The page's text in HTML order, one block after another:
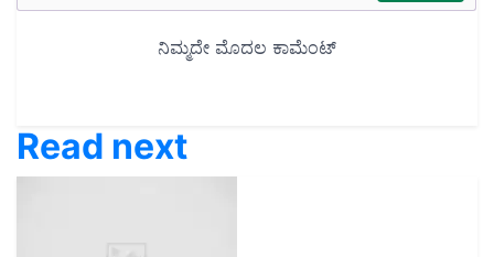
Read next